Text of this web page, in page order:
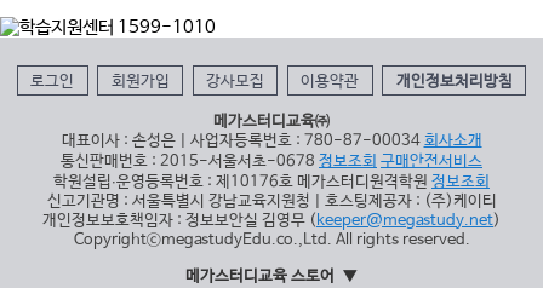
로그인 회원가입 강사모집 이용약관 개인정보처리방침
메가스터디교육㈜
대표이사 : 손성은 | 사업자등록번호 : 780-87-00034 회사소개
통신판매번호 : 2015-서울서초-0678 정보조회 구매안전서비스
학원설립∙운영등록번호 : 제10176호 메가스터디원격학원 정보조회
신고기관명 : 서울특별시 강남교육지원청 | 호스팅제공자 : (주)케이티
개인정보보호책임자 : 정보보안실 김영무 (keeper@megastudy.net)
CopyrightⓒmegastudyEdu.co.,Ltd. All rights reserved.
메가스터디교육 스토어